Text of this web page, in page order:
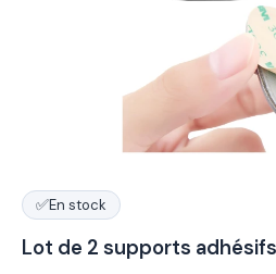
✅En stock
Lot de 2 supports